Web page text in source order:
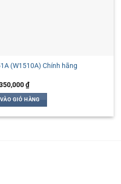
(W1510A) Chính hãng
₫
GIỎ HÀNG